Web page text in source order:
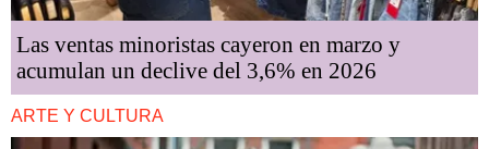
Las ventas minoristas cayeron en marzo y
acumulan un declive del 3,6% en 2026
ARTE Y CULTURA